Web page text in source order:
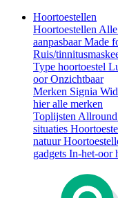
Hoortoestellen
Hoortoestellen Alle
aanpasbaarMade
Ruis/
Type hoortoestel
oorOnzichtbaar
Merken Signia
hier alle merken
Toplijsten Allround
situaties
natuur
gadgets In-het-oor